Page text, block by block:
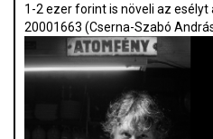
1-2 ezer forint is növeli az esélyt
20001663 (Cserna-Szabó